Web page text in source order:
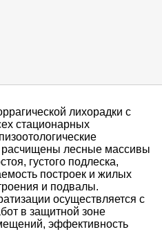
лихорадки с
стационарных
расчищены лесные массивы
густого подлеска,
построек и жилых
и подвалы.
осуществляется с
в защитной зоне
эффективность